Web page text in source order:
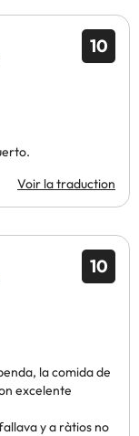
10
Voir la traduction
10
la comida de
excelente
y a ràtios no